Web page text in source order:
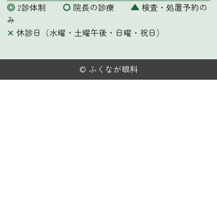
◎ 2診体制 〇 院長の診療 ▲ 検査・処置予約の
み
× 休診日（水曜・土曜午後・日曜・祝日）
© ふくなが眼科